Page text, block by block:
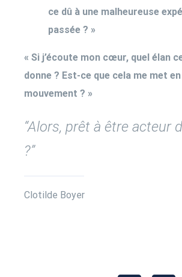
ce dû à une malheureuse
passée ? »
« Si j’écoute mon cœur, quel élan
donne ? Est-ce que cela me met en
mouvement ? »
“Alors, prêt à être acteur
?”
Clotilde Boyer